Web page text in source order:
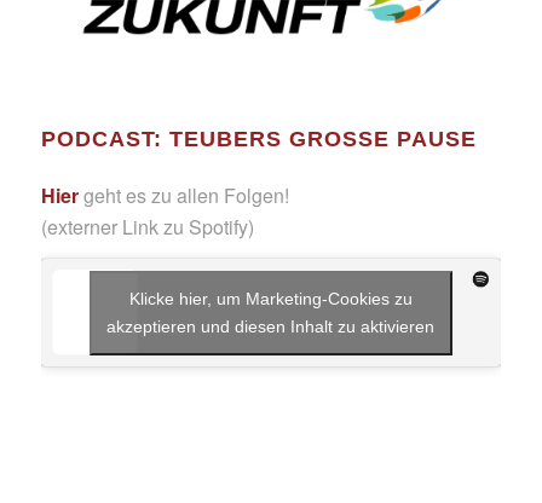
PODCAST: TEUBERS GROSSE PAUSE
Hiergeht es zu allen Folgen!
(externer Link zu Spotify)
Klicke hier, um Marketing-Cookies zu
akzeptieren und diesen Inhalt zu aktivieren